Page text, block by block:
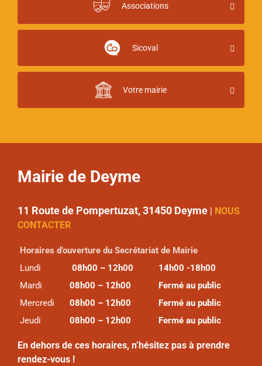
Associations
Sicoval
Votre mairie
Mairie de Deyme
11 Route de Pompertuzat, 31450 Deyme| NOUS
CONTACTER
Horaires d’ouverture du Secrétariat de Mairie
Lundi
08h00 – 12h00
14h00 -18h00
Mardi
08h00 – 12h00
Fermé au public
Mercredi
08h00 – 12h00
Fermé au public
Jeudi
08h00 – 12h00 Fermé au public
En dehors de ces horaires, n’hésitez pas à prendre
rendez-vous !